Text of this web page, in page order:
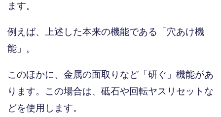
ます。
例えば、上述した本来の機能である「穴あけ機
能」。
このほかに、金属の面取りなど「研ぐ」機能があ
ります。この場合は、砥石や回転ヤスリセットな
どを使用します。